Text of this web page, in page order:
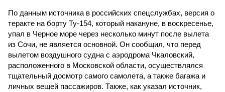
По данным источника в российских спецслужбах, версия о
теракте на борту Ту-154, который накануне, в воскресенье,
упал в Черное море через несколько минут после вылета
из Сочи, не является основной. Он сообщил, что перед
вылетом воздушного судна с аэродрома Чкаловский,
расположенного в Московской области, осуществлялся
тщательный досмотр самого самолета, а также багажа и
личных вещей пассажиров. Также, как указал источник,